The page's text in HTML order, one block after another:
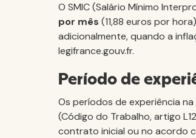
O SMIC (Salário Mínimo
por mês (11,88 euros por
adicionalmente, quando a
legifrance.gouv.fr.
Período de
Os períodos de experiência
(Código do Trabalho, artigo
contrato inicial ou no acordo